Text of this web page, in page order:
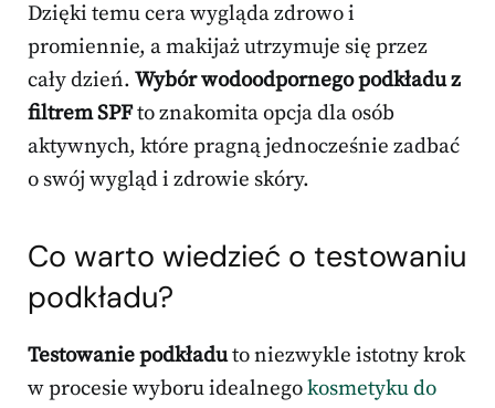
Dzięki temu cera wygląda zdrowo i
promiennie, a makijaż utrzymuje się przez
cały dzień. Wybór wodoodpornego podkładu z
filtrem SPFto znakomita opcja dla osób
aktywnych, które pragną jednocześnie zadbać
o swój wygląd i zdrowie skóry.
Co warto wiedzieć o testowaniu
podkładu?
Testowanie podkładuto niezwykle istotny krok
w procesie wyboru idealnegokosmetyku do